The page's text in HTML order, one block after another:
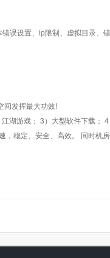
误设置、ip限制、虚拟目录、
间发挥最大功效!
游戏； 3）大型软件下载； 4
稳定、安全、高效。 同时机